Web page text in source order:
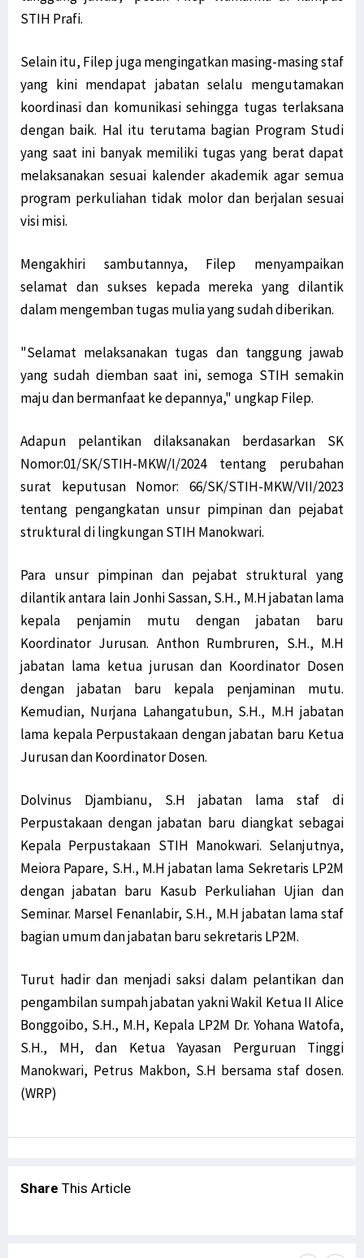
STIH Prafi.
Selain itu, Filep juga mengingatkan masing-masing staf
yang kini mendapat jabatan selalu mengutamakan
koordinasi dan komunikasi sehingga tugas terlaksana
dengan baik. Hal itu terutama bagian Program Studi
yang saat ini banyak memiliki tugas yang berat dapat
melaksanakan sesuai kalender akademik agar semua
program perkuliahan tidak molor dan berjalan sesuai
visi misi.
Mengakhiri sambutannya, Filep menyampaikan
selamat dan sukses kepada mereka yang dilantik
dalam mengemban tugas mulia yang sudah diberikan.
"Selamat melaksanakan tugas dan tanggung jawab
yang sudah diemban saat ini, semoga STIH semakin
maju dan bermanfaat ke depannya," ungkap Filep.
Adapun pelantikan dilaksanakan berdasarkan SK
Nomor:01/SK/STIH-MKW/I/2024 tentang perubahan
surat keputusan Nomor: 66/SK/STIH-MKW/VII/2023
tentang pengangkatan unsur pimpinan dan pejabat
struktural di lingkungan STIH Manokwari.
Para unsur pimpinan dan pejabat struktural yang
dilantik antara lain Jonhi Sassan, S.H., M.H jabatan lama
kepala penjamin mutu dengan jabatan baru
Koordinator Jurusan. Anthon Rumbruren, S.H., M.H
jabatan lama ketua jurusan dan Koordinator Dosen
dengan jabatan baru kepala penjaminan mutu.
Kemudian, Nurjana Lahangatubun, S.H., M.H jabatan
lama kepala Perpustakaan dengan jabatan baru Ketua
Jurusan dan Koordinator Dosen.
Dolvinus Djambianu, S.H jabatan lama staf di
Perpustakaan dengan jabatan baru diangkat sebagai
Kepala Perpustakaan STIH Manokwari. Selanjutnya,
Meiora Papare, S.H., M.H jabatan lama Sekretaris LP2M
dengan jabatan baru Kasub Perkuliahan Ujian dan
Seminar. Marsel Fenanlabir, S.H., M.H jabatan lama staf
bagian umum dan jabatan baru sekretaris LP2M.
Turut hadir dan menjadi saksi dalam pelantikan dan
pengambilan sumpah jabatan yakni Wakil Ketua II Alice
Bonggoibo, S.H., M.H, Kepala LP2M Dr. Yohana Watofa,
S.H., MH, dan Ketua Yayasan Perguruan Tinggi
Manokwari, Petrus Makbon, S.H bersama staf dosen.
(WRP)
Share This Article